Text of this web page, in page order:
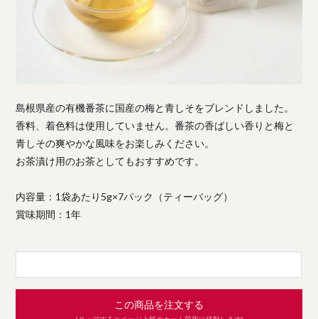
島根県産の有機番茶に国産の梅と青しそをブレンドしました。
香料、着色料は使用していません。番茶の香ばしい香りと梅と
青しその爽やかな風味をお楽しみください。
お茶漬け用のお茶としてもおすすめです。
内容量：1袋あたり5g×7パック（ティーバッグ）
賞味期間：1年
この商品を注文する